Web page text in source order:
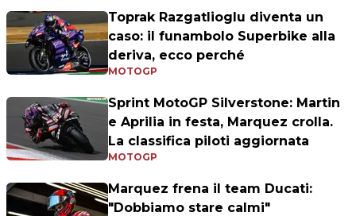
Toprak Razgatlioglu diventa un
caso: il funambolo Superbike alla
deriva, ecco perché
MOTOGP
Sprint MotoGP Silverstone: Martin
e Aprilia in festa, Marquez crolla.
La classifica piloti aggiornata
MOTOGP
Marquez frena il team Ducati:
"Dobbiamo stare calmi"